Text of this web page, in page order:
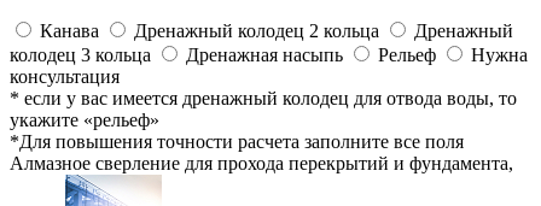
Канава Дренажный колодец 2 кольца
Дренажный
колодец 3 кольца
Дренажная насыпь Рельеф
Нужна
консультация
* если у вас имеется дренажный колодец для отвода воды, то
укажите «рельеф»
*Для повышения точности расчета заполните все поля
Алмазное сверление для прохода перекрытий и фундамента,